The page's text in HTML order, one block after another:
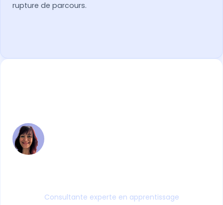
rupture de parcours.
Consultante experte en apprentissage